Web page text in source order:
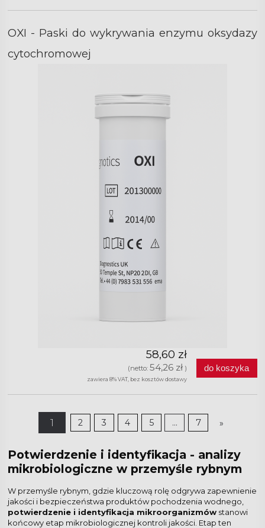
OXI - Paski do wykrywania enzymu oksydazy
cytochromowej
58,60 zł
(netto: 54,26 zł)
zawiera 8% VAT, bez kosztów dostawy
do koszyka
1 2 3 4 5 ... 7 »
Potwierdzenie i identyfikacja - analizy
mikrobiologiczne w przemyśle rybnym
W przemyśle rybnym, gdzie kluczową rolę odgrywa zapewnienie
jakości i bezpieczeństwa produktów pochodzenia wodnego,
potwierdzenie i identyfikacja mikroorganizmów stanowi
końcowy etap mikrobiologicznej kontroli jakości. Etap ten